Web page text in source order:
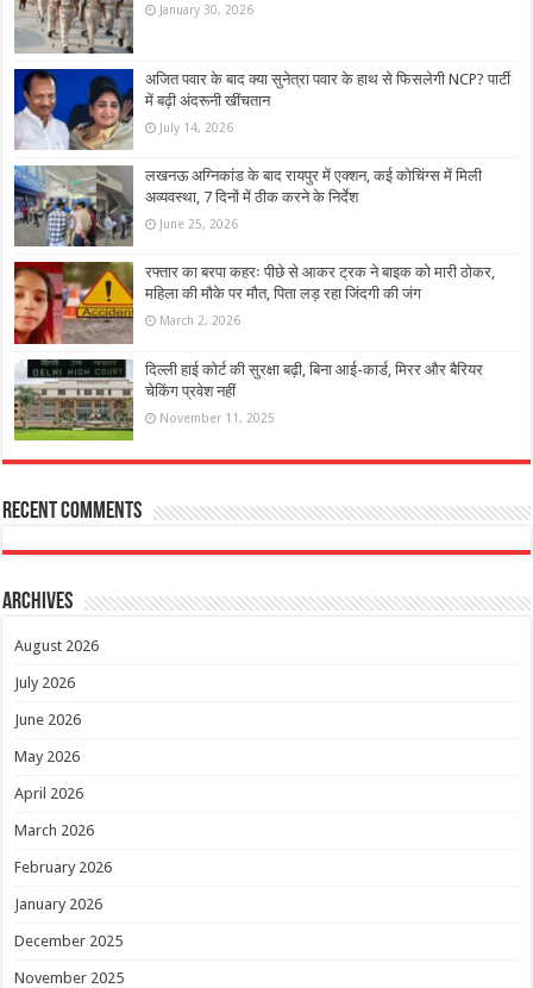
January 30, 2026
अजित पवार के बाद क्या सुनेत्रा पवार के हाथ से फिसलेगी NCP? पार्टी
में बढ़ी अंदरूनी खींचतान
July 14, 2026
लखनऊ अग्निकांड के बाद रायपुर में एक्शन, कई कोचिंग्स में मिली
अव्यवस्था, 7 दिनों में ठीक करने के निर्देश
June 25, 2026
रफ्तार का बरपा कहरः पीछे से आकर ट्रक ने बाइक को मारी ठोकर,
महिला की मौके पर मौत, पिता लड़ रहा जिंदगी की जंग
March 2, 2026
दिल्ली हाई कोर्ट की सुरक्षा बढ़ी, बिना आई-कार्ड, मिरर और बैरियर
चेकिंग प्रवेश नहीं
November 11, 2025
Recent Comments
Archives
August 2026
July 2026
June 2026
May 2026
April 2026
March 2026
February 2026
January 2026
December 2025
November 2025